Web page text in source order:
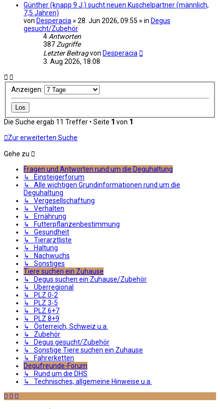
Günther (knapp 9 J.) sucht neuen Kuschelpartner (männlich,
7,5 Jahren)
von Desperacia » 28. Jun 2026, 09:55 » in Degus
gesucht/Zubehör
4 Antworten
387 Zugriffe
Letzter Beitragvon Desperacia
3. Aug 2026, 18:08
Anzeigen:
Die Suche ergab 11 Treffer • Seite 1 von 1
Zur erweiterten Suche
Gehe zu
Fragen und Antworten rund um die Deguhaltung
↳ Einsteigerforum
↳ Alle wichtigen Grundinformationen rund um die
Deguhaltung
↳ Vergesellschaftung
↳ Verhalten
↳ Ernährung
↳ Futterpflanzenbestimmung
↳ Gesundheit
↳ Tierarztliste
↳ Haltung
↳ Nachwuchs
↳ Sonstiges
Tiere suchen ein Zuhause
↳ Degus suchen ein Zuhause/Zubehör
↳ Überregional
↳ PLZ 0-2
↳ PLZ 3-5
↳ PLZ 6+7
↳ PLZ 8+9
↳ Österreich, Schweiz u.a.
↳ Zubehör
↳ Degus gesucht/Zubehör
↳ Sonstige Tiere suchen ein Zuhause
↳ Fahrerketten
Degufreunde-Forum
↳ Rund um die DHS
↳ Technisches, allgemeine Hinweise u.a.